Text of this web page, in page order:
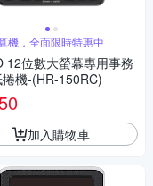
機，全面限時特惠中
12位數大螢幕專用事務
機-(HR-150RC)
加入購物車